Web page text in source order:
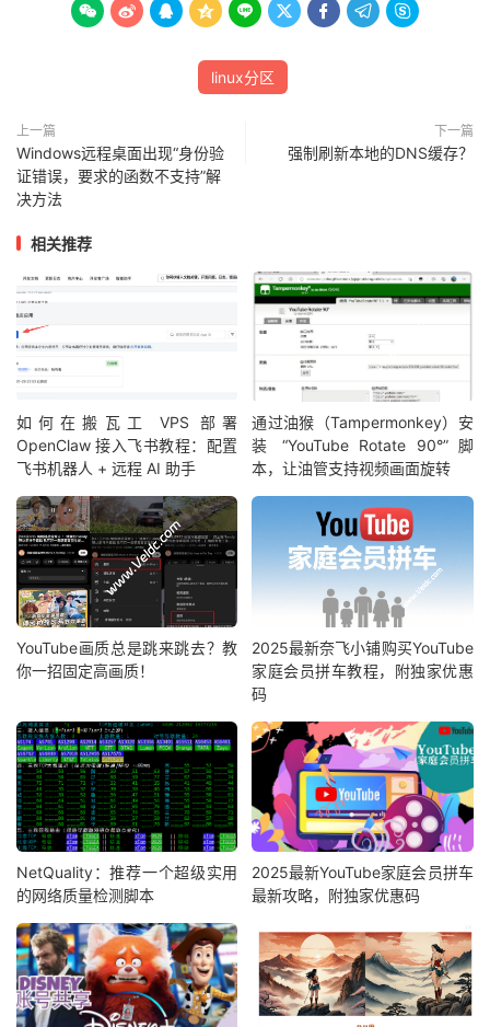
        
linux分区
上一篇
Windows远程桌面出现“身份验
证错误，要求的函数不支持”解
决方法
下一篇
强制刷新本地的DNS缓存？
相关推荐
如何在搬瓦工 VPS 部署
OpenClaw 接入飞书教程：配置
飞书机器人 + 远程 AI 助手
通过油猴（Tampermonkey）安
装 “YouTube Rotate 90°” 脚
本，让油管支持视频画面旋转
YouTube画质总是跳来跳去？教
你一招固定高画质！
2025最新奈飞小铺购买YouTube
家庭会员拼车教程，附独家优惠
码
NetQuality：推荐一个超级实用
的网络质量检测脚本
2025最新YouTube家庭会员拼车
最新攻略，附独家优惠码